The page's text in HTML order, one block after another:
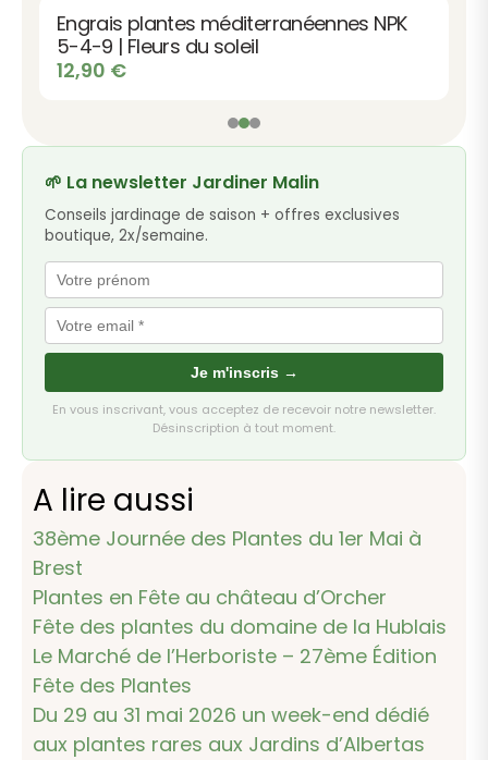
Engrais plantes méditerranéennes NPK
5-4-9 | Fleurs du soleil
12,90 €
🌱 La newsletter Jardiner Malin
Conseils jardinage de saison + offres exclusives
boutique, 2x/semaine.
Je m'inscris →
En vous inscrivant, vous acceptez de recevoir notre newsletter.
Désinscription à tout moment.
A lire aussi
38ème Journée des Plantes du 1er Mai à
Brest
Plantes en Fête au château d’Orcher
Fête des plantes du domaine de la Hublais
Le Marché de l’Herboriste – 27ème Édition
Fête des Plantes
Du 29 au 31 mai 2026 un week-end dédié
aux plantes rares aux Jardins d’Albertas